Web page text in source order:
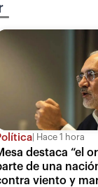
Hace 1 hora
destaca “el
de una
viento y